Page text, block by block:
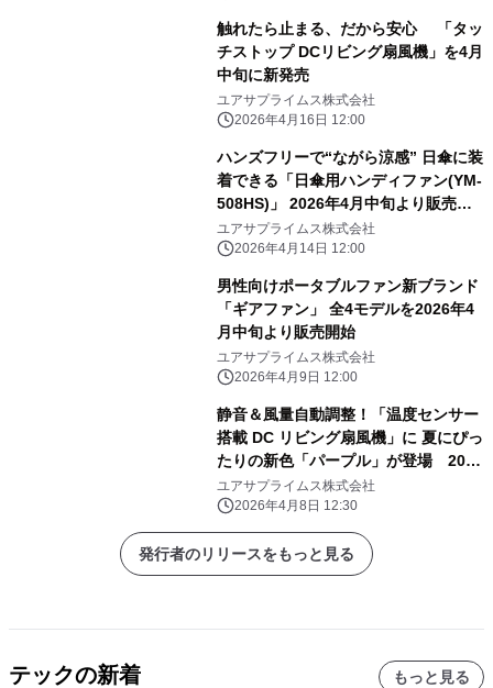
触れたら止まる、だから安心 「タッ
チストップ DCリビング扇風機」を4月
中旬に新発売
ユアサプライムス株式会社
2026年4月16日 12:00
ハンズフリーで“ながら涼感” 日傘に装
着できる「日傘用ハンディファン(YM-
508HS)」 2026年4月中旬より販売開
始
ユアサプライムス株式会社
2026年4月14日 12:00
男性向けポータブルファン新ブランド
「ギアファン」 全4モデルを2026年4
月中旬より販売開始
ユアサプライムス株式会社
2026年4月9日 12:00
静音＆風量自動調整！「温度センサー
搭載 DC リビング扇風機」に 夏にぴっ
たりの新色「パープル」が登場 2026
年4月発売
ユアサプライムス株式会社
2026年4月8日 12:30
発行者のリリースをもっと見る
テックの新着 もっと見る